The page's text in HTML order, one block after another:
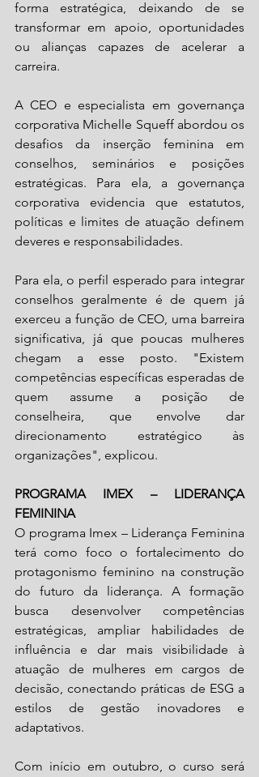
forma estratégica, deixando de se
transformar em apoio, oportunidades
ou alianças capazes de acelerar a
carreira.
A CEO e especialista em governança
corporativa Michelle Squeff abordou os
desafios da inserção feminina em
conselhos, seminários e posições
estratégicas. Para ela, a governança
corporativa evidencia que estatutos,
políticas e limites de atuação definem
deveres e responsabilidades.
Para ela, o perfil esperado para integrar
conselhos geralmente é de quem já
exerceu a função de CEO, uma barreira
significativa, já que poucas mulheres
chegam a esse posto. "Existem
competências específicas esperadas de
quem assume a posição de
conselheira, que envolve dar
direcionamento estratégico às
organizações", explicou.
PROGRAMA IMEX – LIDERANÇA
FEMININA
O programa Imex – Liderança Feminina
terá como foco o fortalecimento do
protagonismo feminino na construção
do futuro da liderança. A formação
busca desenvolver competências
estratégicas, ampliar habilidades de
influência e dar mais visibilidade à
atuação de mulheres em cargos de
decisão, conectando práticas de ESG a
estilos de gestão inovadores e
adaptativos.
Com início em outubro, o curso será